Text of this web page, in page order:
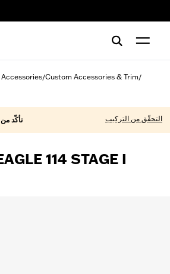
/Custom Accessories & Trim/
تأكّد التحقّق من التركيب
114 STAGE I